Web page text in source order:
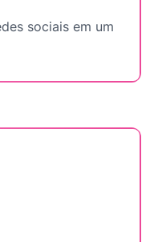
sociais em um